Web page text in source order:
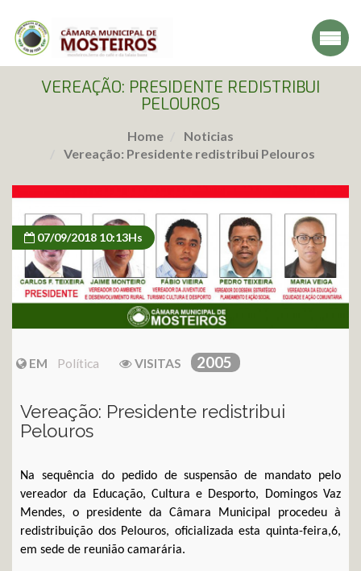
VEREAÇÃO: PRESIDENTE REDISTRIBUI
PELOUROS
Home
Noticias
Vereação: Presidente redistribui Pelouros
07/09/2018 10:13Hs
EM Política VISITAS 2005
Vereação: Presidente redistribui
Pelouros
Na sequência do pedido de suspensão de mandato pelo
vereador da Educação, Cultura e Desporto, Domingos Vaz
Mendes, o presidente da Câmara Municipal procedeu à
redistribuição dos Pelouros, oficializada esta quinta-feira,6,
em sede de reunião camarária.